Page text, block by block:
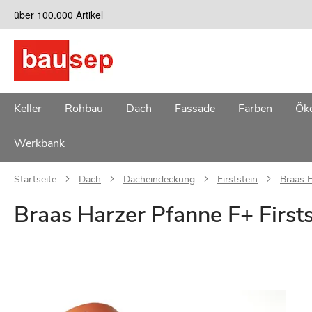
Zum
Inhalt
springen
über 100.000 Artikel
Keller Rohbau Dach Fassade Farben
Werkbank
Startseite Dach Dacheindeckung Firststein Braas
Braas Harzer Pfanne F+